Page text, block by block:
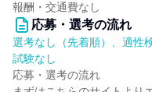
報酬・交通費なし
応募・選考の流れ
選考なし（先着順）、適性
試験なし
応募・選考の流れ